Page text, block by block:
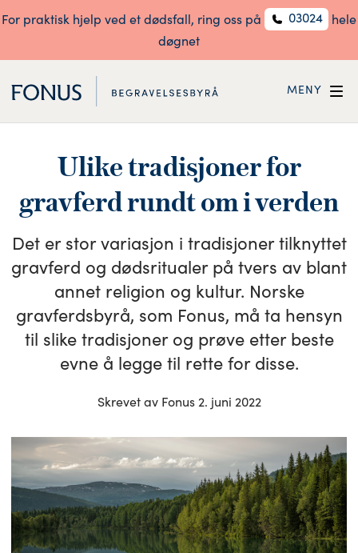
For praktisk hjelp ved et dødsfall, ring oss på 03024
hele
døgnet
MENY
Ulike tradisjoner for
gravferd rundt om i verden
Det er stor variasjon i tradisjoner tilknyttet
gravferd og dødsritualer på tvers av blant
annet religion og kultur. Norske
gravferdsbyrå, som Fonus, må ta hensyn
til slike tradisjoner og prøve etter beste
evne å legge til rette for disse.
Skrevet av Fonus 2. juni 2022